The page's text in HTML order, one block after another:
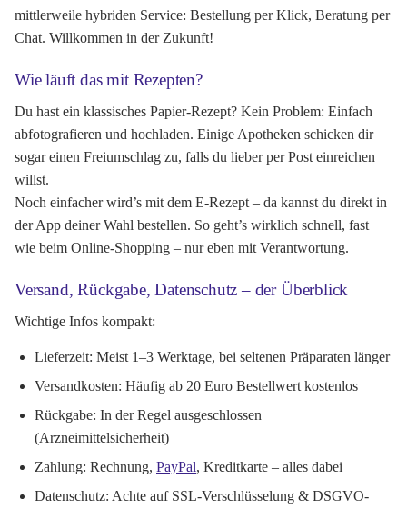
mittlerweile hybriden Service: Bestellung per Klick, Beratung per
Chat. Willkommen in der Zukunft!
Wie läuft das mit Rezepten?
Du hast ein klassisches Papier-Rezept? Kein Problem: Einfach
abfotografieren und hochladen. Einige Apotheken schicken dir
sogar einen Freiumschlag zu, falls du lieber per Post einreichen
willst.
Noch einfacher wird’s mit dem E-Rezept – da kannst du direkt in
der App deiner Wahl bestellen. So geht’s wirklich schnell, fast
wie beim Online-Shopping – nur eben mit Verantwortung.
Versand, Rückgabe, Datenschutz – der Überblick
Wichtige Infos kompakt:
Lieferzeit: Meist 1–3 Werktage, bei seltenen Präparaten länger
Versandkosten: Häufig ab 20 Euro Bestellwert kostenlos
Rückgabe: In der Regel ausgeschlossen
(Arzneimittelsicherheit)
Zahlung: Rechnung, PayPal, Kreditkarte – alles dabei
Datenschutz: Achte auf SSL-Verschlüsselung & DSGVO-